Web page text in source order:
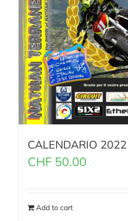
CALENDARIO
CHF 50.00
Add to cart